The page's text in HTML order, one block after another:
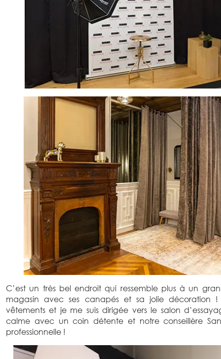
C’est un très bel endroit qui ressemble plus à un
magasin avec ses canapés et sa jolie décoration
vêtements et je me suis dirigée vers le salon
calme avec un coin détente et notre conseillère
professionnelle !